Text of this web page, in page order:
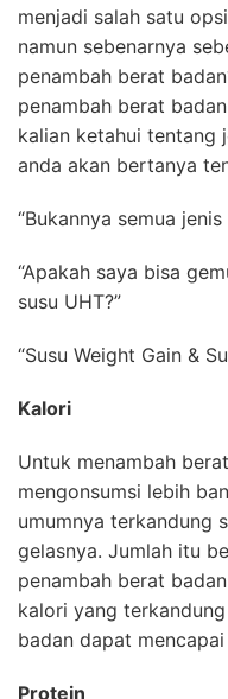
menjadi salah satu
namun sebenarnya
penambah berat
penambah berat
kalian ketahui tentang
anda akan bertanya
“Bukannya semua
“Apakah saya bisa
susu UHT?”
“Susu Weight Gain &
Kalori
Untuk menambah
mengonsumsi lebih
umumnya terkandung
gelasnya. Jumlah itu
penambah berat
kalori yang
badan dapat
Protein